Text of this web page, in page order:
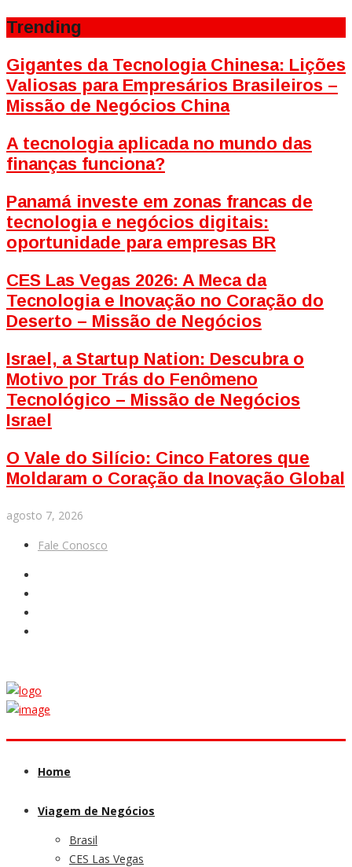
Trending
Gigantes da Tecnologia Chinesa: Lições
Valiosas para Empresários Brasileiros –
Missão de Negócios China
A tecnologia aplicada no mundo das
finanças funciona?
Panamá investe em zonas francas de
tecnologia e negócios digitais:
oportunidade para empresas BR
CES Las Vegas 2026: A Meca da
Tecnologia e Inovação no Coração do
Deserto – Missão de Negócios
Israel, a Startup Nation: Descubra o
Motivo por Trás do Fenômeno
Tecnológico – Missão de Negócios
Israel
O Vale do Silício: Cinco Fatores que
Moldaram o Coração da Inovação Global
agosto 7, 2026
Fale Conosco
Home
Viagem de Negócios
Brasil
CES Las Vegas